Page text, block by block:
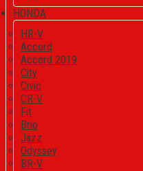
HONDA
HR-V
Accord
Accord 2019
City
Civic
CR-V
Fit
Brio
Jazz
Odyssey
BR-V